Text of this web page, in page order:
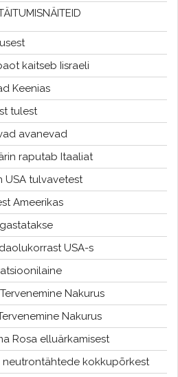
kaitseb Iisraeli
Keenias
tulest
avanevad
raputab Itaaliat
USA tulvavetest
Ameerikas
USA-s
Nakurus
Nakurus
Rosa elluärkamisest
kokkupõrkest